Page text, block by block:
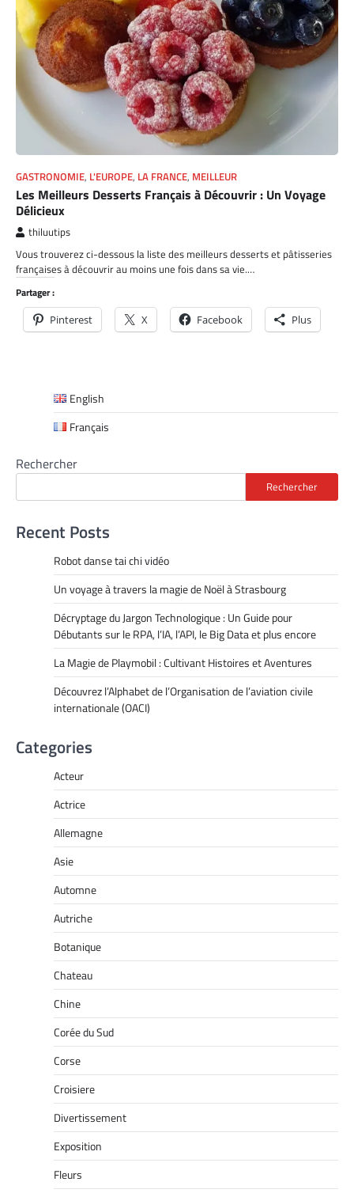
GASTRONOMIE, L'EUROPE, LA FRANCE, MEILLEUR
Les Meilleurs Desserts Français à Découvrir : Un Voyage
Délicieux
thiluutips
Vous trouverez ci-dessous la liste des meilleurs desserts et pâtisseries
françaises à découvrir au moins une fois dans sa vie.…
Partager :
Pinterest X Facebook Plus
English
Français
Rechercher
Rechercher
Recent Posts
Robot danse tai chi vidéo
Un voyage à travers la magie de Noël à Strasbourg
Décryptage du Jargon Technologique : Un Guide pour
Débutants sur le RPA, l’IA, l’API, le Big Data et plus encore
La Magie de Playmobil : Cultivant Histoires et Aventures
Découvrez l’Alphabet de l’Organisation de l’aviation civile
internationale (OACI)
Categories
Acteur
Actrice
Allemagne
Asie
Automne
Autriche
Botanique
Chateau
Chine
Corée du Sud
Corse
Croisiere
Divertissement
Exposition
Fleurs